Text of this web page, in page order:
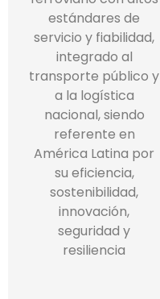
estándares de
servicio y fiabilidad,
integrado al
transporte público y
a la logística
nacional, siendo
referente en
América Latina por
su eficiencia,
sostenibilidad,
innovación,
seguridad y
resiliencia